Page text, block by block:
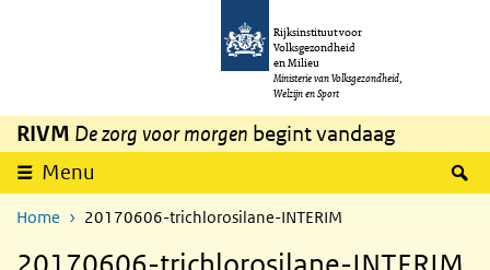
Overslaan en naar de inhoud gaan
Rijksinstituut voor
Volksgezondheid
en Milieu
Ministerie van Volksgezondheid,
Welzijn en Sport
RIVM De zorg voor morgen begint vandaag
Menu
Home 20170606-trichlorosilane-INTERIM